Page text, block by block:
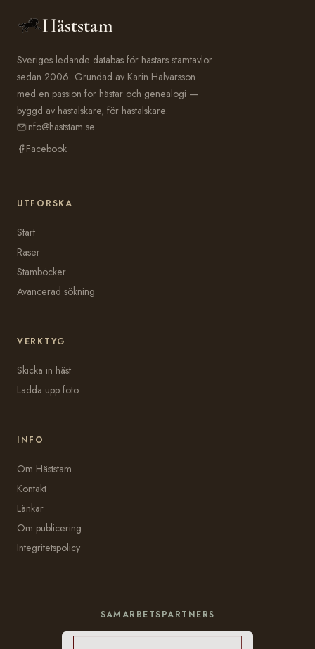
Häststam
Sveriges ledande databas för hästars stamtavlor
sedan 2006. Grundad av Karin Halvarsson
med en passion för hästar och genealogi —
byggd av hästälskare, för hästälskare.
info@haststam.se
Facebook
UTFORSKA
Start
Raser
Stamböcker
Avancerad sökning
VERKTYG
Skicka in häst
Ladda upp foto
INFO
Om Häststam
Kontakt
Länkar
Om publicering
Integritetspolicy
SAMARBETSPARTNERS